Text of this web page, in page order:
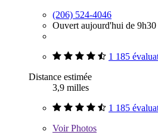
(206) 524-4046
Ouvert aujourd'hui de 9h30
1 185
Distance estimée
3,9 milles
1 185
VoirPhotos